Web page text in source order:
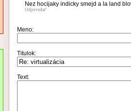
Nez hocijaky indicky smejd a la land
Odpovedať
Meno:
Titulok:
Text: